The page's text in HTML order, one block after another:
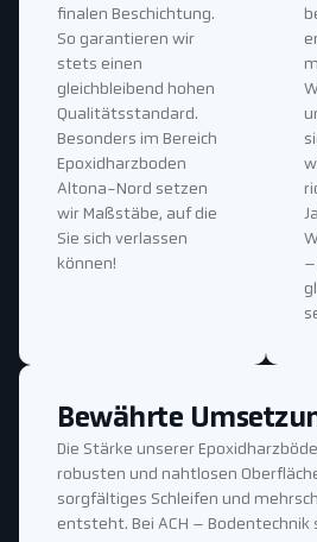
finalen Beschichtung.
So garantieren wir
stets einen
gleichbleibend hohen
Qualitätsstandard.
Besonders im Bereich
Epoxidharzboden
Altona-Nord setzen
wir Maßstäbe, auf die
Sie sich verlassen
können!
Bewährte
Die Stärke unserer
robusten und nahtlosen
sorgfältiges Schleifen und
entsteht. Bei ACH –